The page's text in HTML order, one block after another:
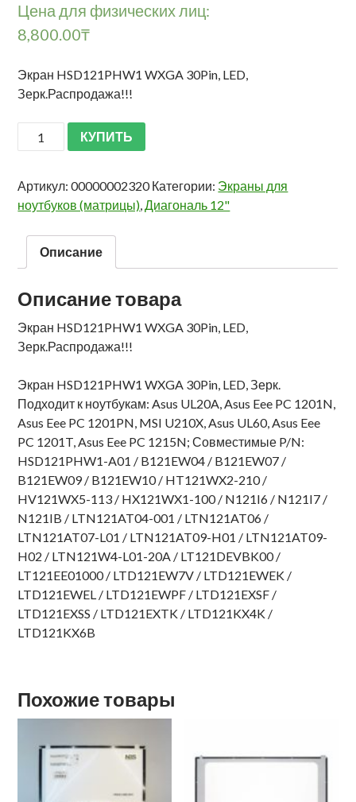
Цена для физических лиц:
8,800.00₸
Экран HSD121PHW1 WXGA 30Pin, LED,
Зерк.Распродажа!!!
КУПИТЬ
Артикул:00000002320Категории: Экраны для
ноутбуков (матрицы),Диагональ 12"
Описание
Описание товара
Экран HSD121PHW1 WXGA 30Pin, LED,
Зерк.Распродажа!!!
Экран HSD121PHW1 WXGA 30Pin, LED, Зерк.
Подходит к ноутбукам: Asus UL20A, Asus Eee PC 1201N,
Asus Eee PC 1201PN, MSI U210X, Asus UL60, Asus Eee
PC 1201T, Asus Eee PC 1215N; Совместимые P/N:
HSD121PHW1-A01 / B121EW04 / B121EW07 /
B121EW09 / B121EW10 / HT121WX2-210 /
HV121WX5-113 / HX121WX1-100 / N121I6 / N121I7 /
N121IB / LTN121AT04-001 / LTN121AT06 /
LTN121AT07-L01 / LTN121AT09-H01 / LTN121AT09-
H02 / LTN121W4-L01-20A / LT121DEVBK00 /
LT121EE01000 / LTD121EW7V / LTD121EWEK /
LTD121EWEL / LTD121EWPF / LTD121EXSF /
LTD121EXSS / LTD121EXTK / LTD121KX4K /
LTD121KX6B
Похожие товары